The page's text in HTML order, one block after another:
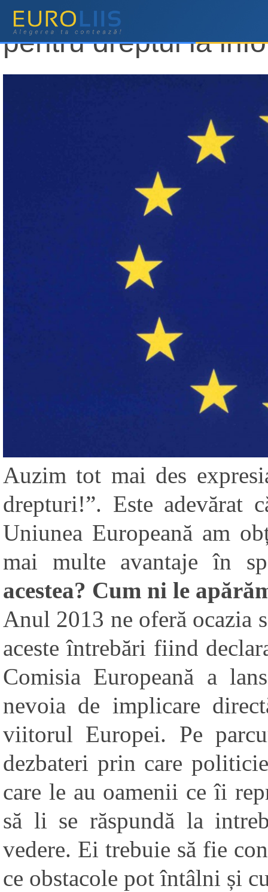
Anul european al
pentru dreptul la
Auzim tot mai des
drepturi!”. Este adevărat
Uniunea Europeană am
mai multe avantaje în
acestea? Cum ni le
Anul 2013 ne oferă ocazia
aceste întrebări fiind
Comisia Europeană a
nevoia de implicare
viitorul Europei. Pe
dezbateri prin care
care le au oamenii ce îi
să li se răspundă la
vedere. Ei trebuie să fie
ce obstacole pot întâlni și